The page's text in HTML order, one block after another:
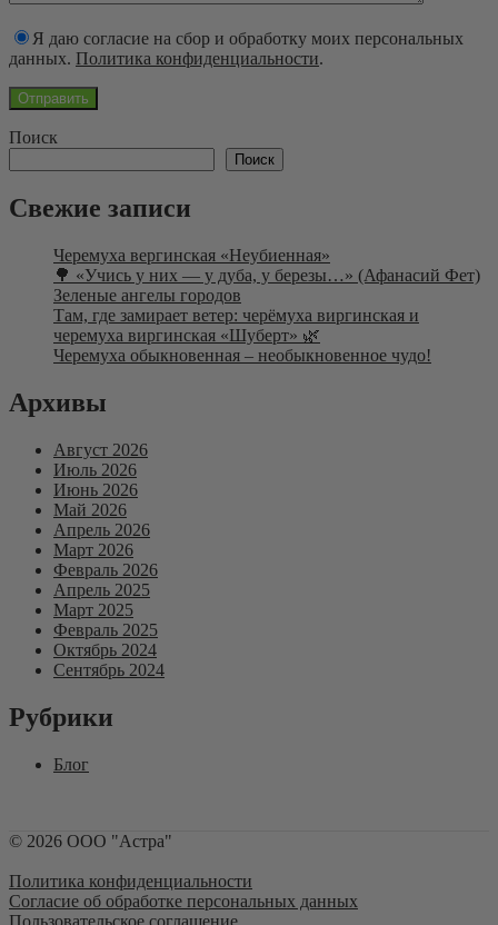
Я даю согласие на сбор и обработку моих персональных
данных. Политика конфиденциальности.
Поиск
Поиск
Свежие записи
Черемуха вергинская «Неубиенная»
🌳 «Учись у них — у дуба, у березы…» (Афанасий Фет)
Зеленые ангелы городов
Там, где замирает ветер: черёмуха виргинская и
черемуха виргинская «Шуберт» 🌿
Черемуха обыкновенная – необыкновенное чудо!
Архивы
Август 2026
Июль 2026
Июнь 2026
Май 2026
Апрель 2026
Март 2026
Февраль 2026
Апрель 2025
Март 2025
Февраль 2025
Октябрь 2024
Сентябрь 2024
Рубрики
Блог
© 2026 ООО "Астра"
Политика конфиденциальности
Согласие об обработке персональных данных
Пользовательское соглашение